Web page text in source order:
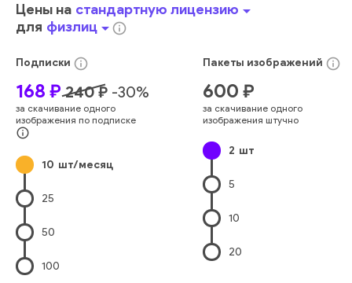
Семейство Кошачьих
Котёнок Усы Животного
Коготь Животного
Домашняя Кошка
Портрет
глаза
маленький
комфортный апельсиновый питомец
очаровательный расслабляться мягкий мечтать
сонливый
красивый диван
Цены на стандартную лицензиюarrow_drop_down
для физлицarrow_drop_downinfo_outline
Подписки info_outline
168 ₽ 240₽ -30%
за скачивание одного
изображения по подписке
info_outline
10 шт/месяц
25
50
100
Пакеты изображений info_outline
600 ₽
за скачивание одного
изображения штучно
2 шт
5
10
20